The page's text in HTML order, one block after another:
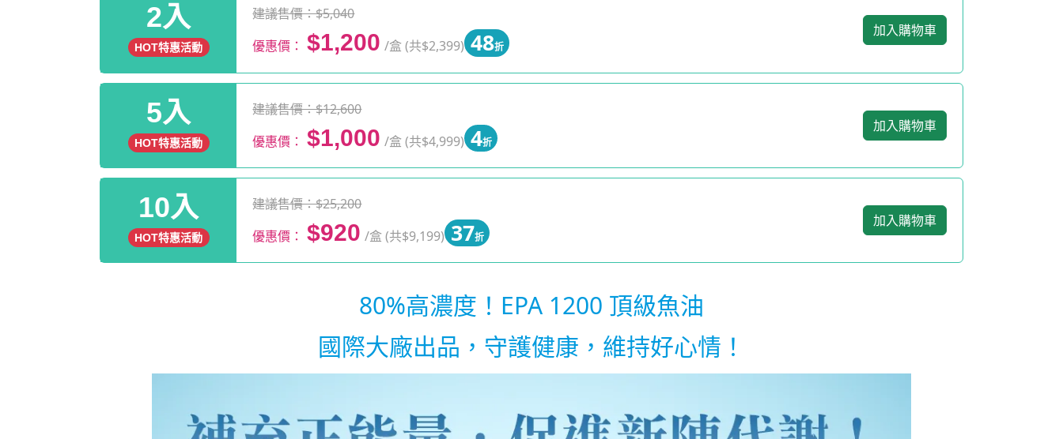
2入
HOT特惠活動
建議售價：$5,040
優惠價： $1,200 /盒 (共$2,399) 48折
加入購物車
5入
HOT特惠活動
建議售價：$12,600
優惠價： $1,000 /盒 (共$4,999) 4折
加入購物車
10入
HOT特惠活動
建議售價：$25,200
優惠價： $920 /盒 (共$9,199) 37折
加入購物車
80%高濃度！EPA 1200 頂級魚油
國際大廠出品，守護健康，維持好心情！